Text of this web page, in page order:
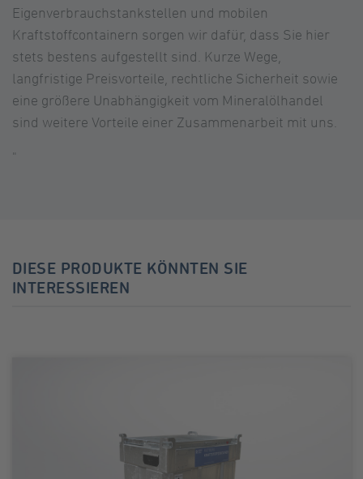
Eigenverbrauchstankstellen und mobilen
Kraftstoffcontainern sorgen wir dafür, dass Sie hier
stets bestens aufgestellt sind. Kurze Wege,
langfristige Preisvorteile, rechtliche Sicherheit sowie
eine größere Unabhängigkeit vom Mineralölhandel
sind weitere Vorteile einer Zusammenarbeit mit uns.
"
DIESE PRODUKTE KÖNNTEN SIE
INTERESSIEREN